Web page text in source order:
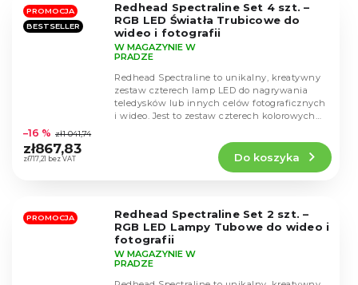
gwiazdek.
PROMOCJA
BESTSELLER
Redhead Spectraline Set 4 szt. –
RGB LED Światła Trubicowe do
wideo i fotografii
ocena
produktu
wynosi
gwiazdek.
W MAGAZYNIE W
PRADZE
zł717,21 bez VAT
–16 % zł1 041,74
zł867,83
Do koszyka
Redhead Spectraline to unikalny, kreatywny
zestaw czterech lamp LED do nagrywania
teledysków lub innych celów fotograficznych
i wideo. Jest to zestaw czterech kolorowych
PROMOCJA
Redhead Spectraline Set 2 szt. –
RGB LED Lampy Tubowe do wideo i
fotografii
W MAGAZYNIE W
PRADZE